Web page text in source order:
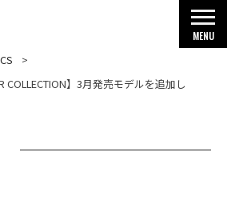
MENU
COLLECTION】3⽉発売モデルを追加し